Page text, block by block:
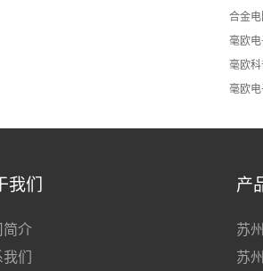
合金
毫欧
毫欧
毫欧
我们
简介
们
产
苏
苏